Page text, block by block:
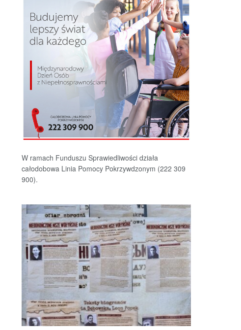
W ramach Funduszu Sprawiedliwości działa
całodobowa Linia Pomocy Pokrzywdzonym (222 309
900).